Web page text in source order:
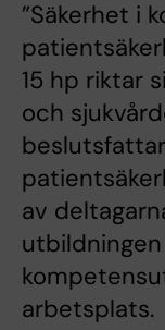
”Säkerhet i
15 hp riktar
och
av
arbetsplats.